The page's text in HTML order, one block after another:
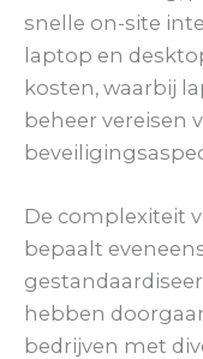
snelle on-site
laptop en
kosten, waarbij
beheer vereisen
De complexiteit
bepaalt
hebben
bedrijven met